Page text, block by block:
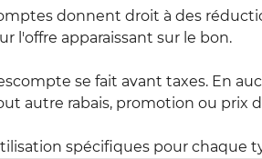
donnent droit à des
l'offre apparaissant sur le bon.
se fait avant taxes. En
autre rabais, promotion ou prix
spécifiques pour chaque